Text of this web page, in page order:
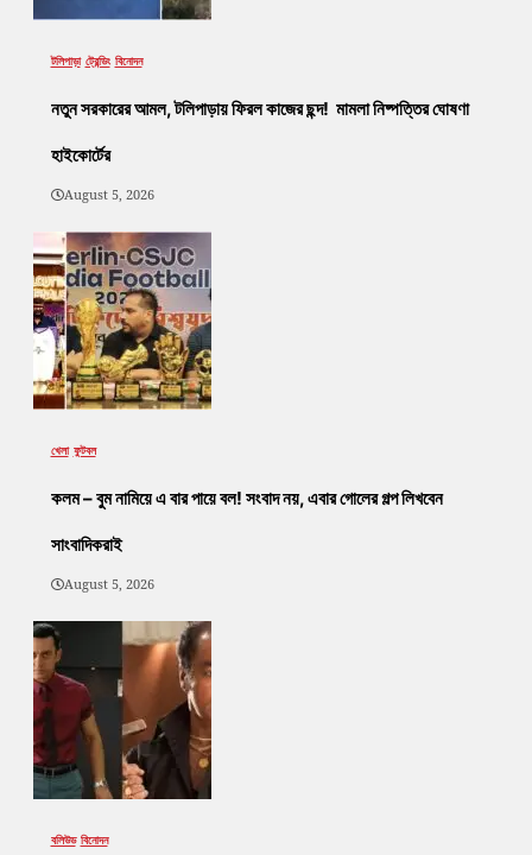
টলিপাড়া ট্রেন্ডিং বিনোদন
নতুন সরকারের আমল, টলিপাড়ায় ফিরল কাজের ছন্দ! মামলা নিষ্পত্তির ঘোষণা
হাইকোর্টের
August 5, 2026
খেলা ফুটবল
কলম – বুম নামিয়ে এ বার পায়ে বল! সংবাদ নয়, এবার গোলের গল্প লিখবেন
সাংবাদিকরাই
August 5, 2026
বলিউড বিনোদন